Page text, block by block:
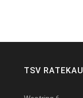
TSV RATEKAU